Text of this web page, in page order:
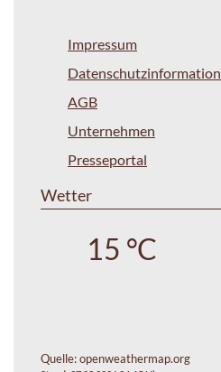
Impressum
Datenschutzinformation
AGB
Unternehmen
Presseportal
Wetter
15 °C
Quelle:openweathermap.org